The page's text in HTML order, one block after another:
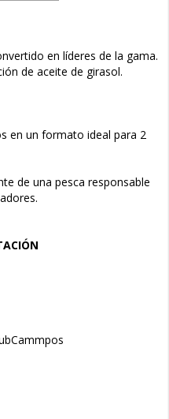
en líderes de la gama.
de aceite de girasol.
en un formato ideal para 2
de una pesca responsable